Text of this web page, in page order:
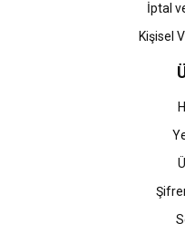
İptal
Kişisel